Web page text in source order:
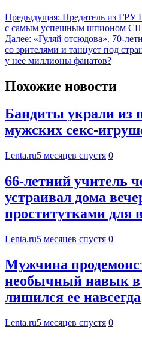
Предыдущая: Предатель из ГРУ
с самым успешным шпионом
Далее: «Гуляй отсюдова». 70-
со зрителями и танцует под
у нее миллионы фанатов?
Похожие новости
Бандиты украли из
мужских секс-
Lenta.ru5 месяцев спустя 0
66-летний учитель
устраивал дома
проститутками для
Lenta.ru5 месяцев спустя 0
Мужчина
необычный навык в
лишился ее навсегда
Lenta.ru5 месяцев спустя 0